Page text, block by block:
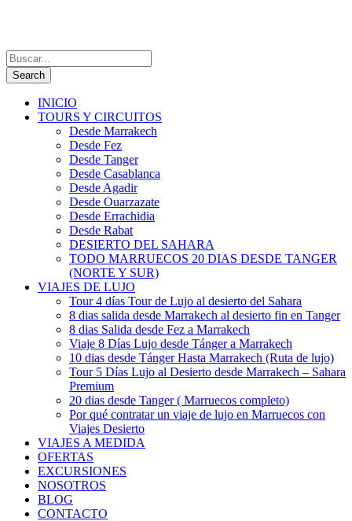
INICIO
TOURS Y CIRCUITOS
Desde Marrakech
Desde Fez
Desde Tanger
Desde Casablanca
Desde Agadir
Desde Ouarzazate
Desde Errachidia
Desde Rabat
DESIERTO DEL SAHARA
TODO MARRUECOS 20 DIAS DESDE TANGER
(NORTE Y SUR)
VIAJES DE LUJO
Tour 4 días Tour de Lujo al desierto del Sahara
8 dias salida desde Marrakech al desierto fin en Tanger
8 dias Salida desde Fez a Marrakech
Viaje 8 Días Lujo desde Tánger a Marrakech
10 dias desde Tánger Hasta Marrakech (Ruta de lujo)
Tour 5 Días Lujo al Desierto desde Marrakech – Sahara
Premium
20 dias desde Tanger ( Marruecos completo)
Por qué contratar un viaje de lujo en Marruecos con
Viajes Desierto
VIAJES A MEDIDA
OFERTAS
EXCURSIONES
NOSOTROS
BLOG
CONTACTO